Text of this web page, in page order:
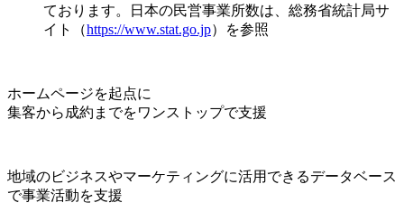
ております。日本の民営事業所数は、総務省統計局サ
イト（https://www.stat.go.jp）を参照
ホームページを起点に
集客から成約までをワンストップで支援
地域のビジネスやマーケティングに活用できるデータベース
で事業活動を支援